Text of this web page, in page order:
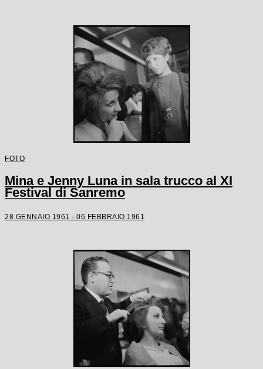
FOTO
Mina e Jenny Luna in sala trucco al XI
Festival di Sanremo
28 GENNAIO 1961 - 06 FEBBRAIO 1961